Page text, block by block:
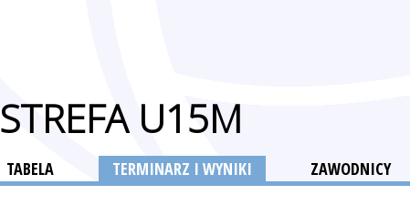
STREFA U15M
TABELA TERMINARZ I WYNIKI ZAWODNICY